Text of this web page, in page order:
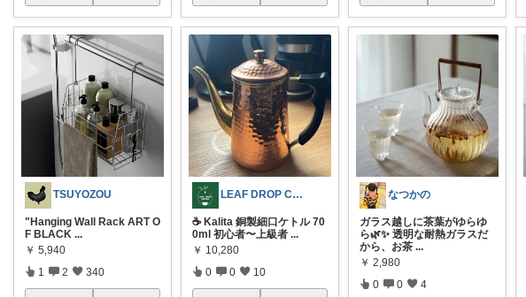
TSUYOZOU
"Hanging Wall Rack ART O
F BLACK ...
￥ 5,940
1 2 340
LEAF DROP COFFEE
☕️ Kalita 銅製細口ケトル 70
0ml 初心者〜上級者 ...
￥ 10,280
0 0 10
なつかの
ガラス越しに茶葉がゆらゆ
ら🌿✨ 透明な耐熱ガラスだ
から、お茶 ...
￥ 2,980
0 0 4